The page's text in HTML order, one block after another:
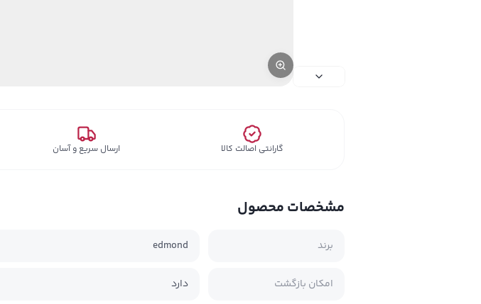
گارانتی اصالت کالا ارسال سریع و آسان
مشخصات محصول
برند edmond
امکان بازگشت دارد